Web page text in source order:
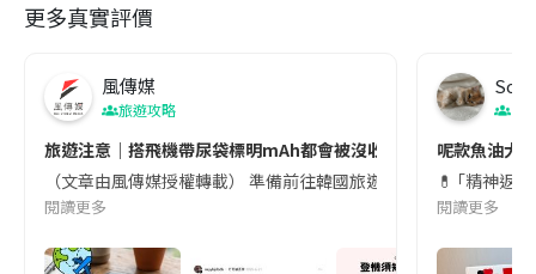
更多真實評價
風傳媒
旅遊攻略
旅遊注意｜搭飛機帶尿袋標明mAh都會被沒收😱出發前切記檢查
（文章由風傳媒授權轉載） 準備前往韓國旅遊的民眾，近期要
閱讀更多
Soul
呢款魚油大
💊 ｢精神返
閱讀更多